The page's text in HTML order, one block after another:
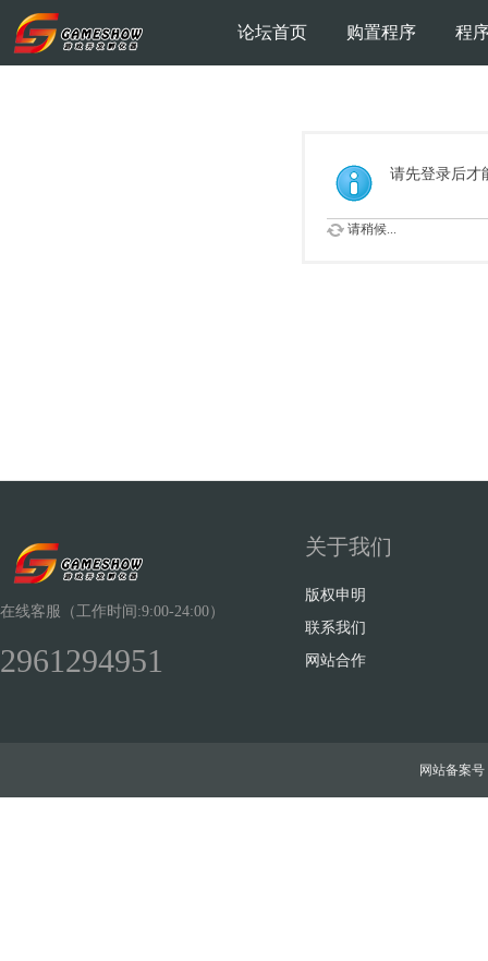
论坛首页 购置程序 程
请先登录后才
请稍候...
在线客服（工作时间:9:00-24:00）
2961294951
关于我们
版权申明
联系我们
网站合作
网站备案号